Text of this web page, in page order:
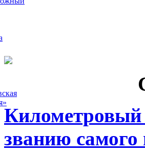
Километровый
званию самого